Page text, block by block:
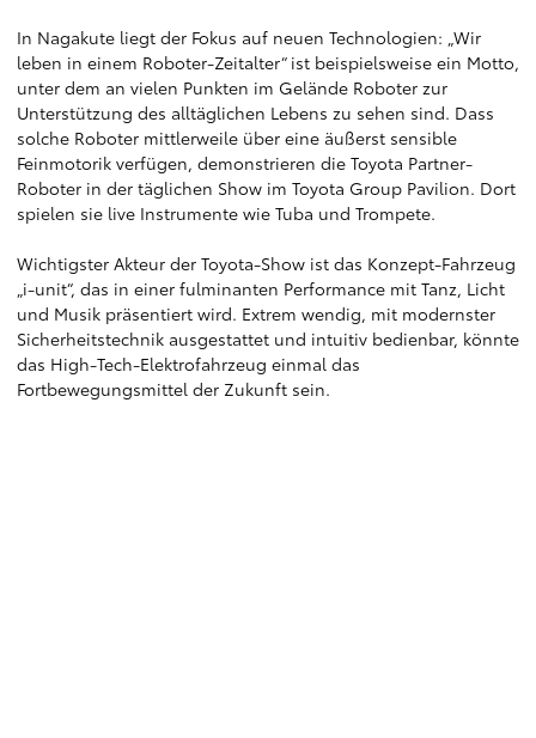
In Nagakute liegt der Fokus auf neuen Technologien: „Wir
leben in einem Roboter-Zeitalter“ ist beispielsweise ein Motto,
unter dem an vielen Punkten im Gelände Roboter zur
Unterstützung des alltäglichen Lebens zu sehen sind. Dass
solche Roboter mittlerweile über eine äußerst sensible
Feinmotorik verfügen, demonstrieren die Toyota Partner-
Roboter in der täglichen Show im Toyota Group Pavilion. Dort
spielen sie live Instrumente wie Tuba und Trompete.
Wichtigster Akteur der Toyota-Show ist das Konzept-Fahrzeug
„i-unit“, das in einer fulminanten Performance mit Tanz, Licht
und Musik präsentiert wird. Extrem wendig, mit modernster
Sicherheitstechnik ausgestattet und intuitiv bedienbar, könnte
das High-Tech-Elektrofahrzeug einmal das
Fortbewegungsmittel der Zukunft sein.